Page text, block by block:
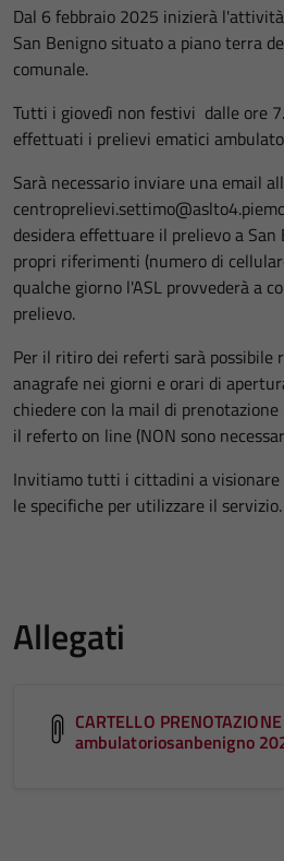
Dal 6 febbraio 2025 inizierà
San Benigno situato a piano terra
comunale.
Tutti i giovedì non festivi dalle ore
effettuati i prelievi ematici
Sarà necessario inviare una email
desidera effettuare il prelievo a San
propri riferimenti (numero di
qualche giorno l'ASL provvederà a
prelievo.
Per il ritiro dei referti sarà possibile
anagrafe nei giorni e orari di
chiedere con la mail di
il referto on line (NON sono
Invitiamo tutti i cittadini a
le specifiche per utilizzare il servizio.
Allegati
CARTELLO
ambulatoriosanbenigno